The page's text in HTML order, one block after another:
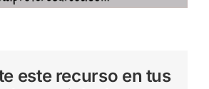
este recurso en tus